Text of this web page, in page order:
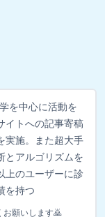
を中心に活動を
イトへの記事寄稿
実施。また超大手
とアルゴリズムを
上のユーザーに診
を持つ
お願いします🙇